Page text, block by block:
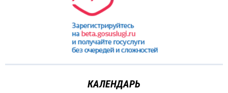
КАЛЕНДАРЬ